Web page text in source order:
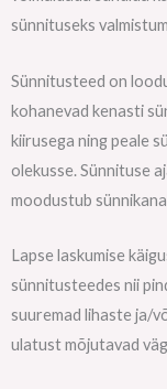
sünnituseks
Sünnitusteed on
kohanevad kenasti
kiirusega ning peale
olekusse. Sünnituse
moodustub
Lapse laskumise
sünnitusteedes nii
suuremad lihaste ja/
ulatust mõjutavad